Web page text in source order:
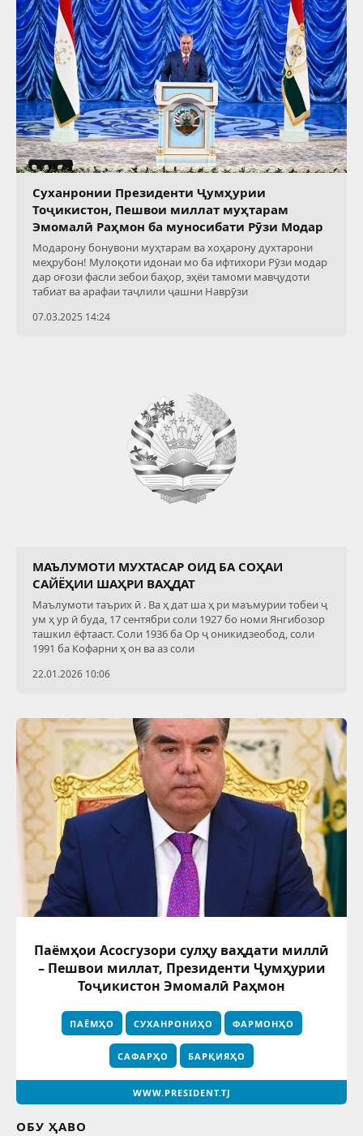
Суханронии Президенти Ҷумҳурии
Тоҷикистон, Пешвои миллат муҳтарам
Эмомалӣ Раҳмон ба муносибати Рӯзи Модар
Модарону бонувони муҳтарам ва хоҳарону духтарони
меҳрубон! Мулоқоти идонаи мо ба ифтихори Рӯзи модар
дар оғози фасли зебои баҳор, эҳёи тамоми мавҷудоти
табиат ва арафаи таҷлили ҷашни Наврӯзи
07.03.2025 14:24
МАЪЛУМОТИ МУХТАСАР ОИД БА СОҲАИ
САЙЁҲИИ ШАҲРИ ВАҲДАТ
Маълумоти таърих ӣ . Ва ҳ дат ша ҳ ри маъмурии тобеи ҷ
ум ҳ ур ӣ буда, 17 сентябри соли 1927 бо номи Янгибозор
ташкил ёфтааст. Соли 1936 ба Ор ҷ оникидзеобод, соли
1991 ба Кофарни ҳ он ва аз соли
22.01.2026 10:06
Паёмҳои Асосгузори сулҳу ваҳдати миллӣ
– Пешвои миллат, Президенти Ҷумҳурии
Тоҷикистон Эмомалӣ Раҳмон
ПАЁМҲО СУХАНРОНИҲО ФАРМОНҲО
САФАРҲО БАРҚИЯҲО
WWW.PRESIDENT.TJ
ОБУ ҲАВО